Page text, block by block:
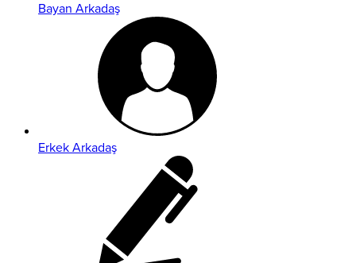
Bayan Arkadaş
Erkek Arkadaş